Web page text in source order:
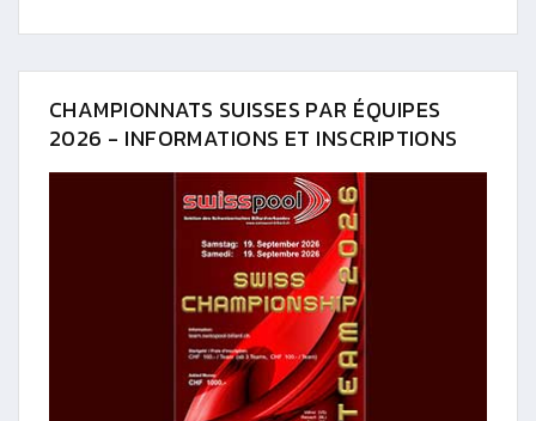
CHAMPIONNATS SUISSES PAR ÉQUIPES
2026 - INFORMATIONS ET INSCRIPTIONS